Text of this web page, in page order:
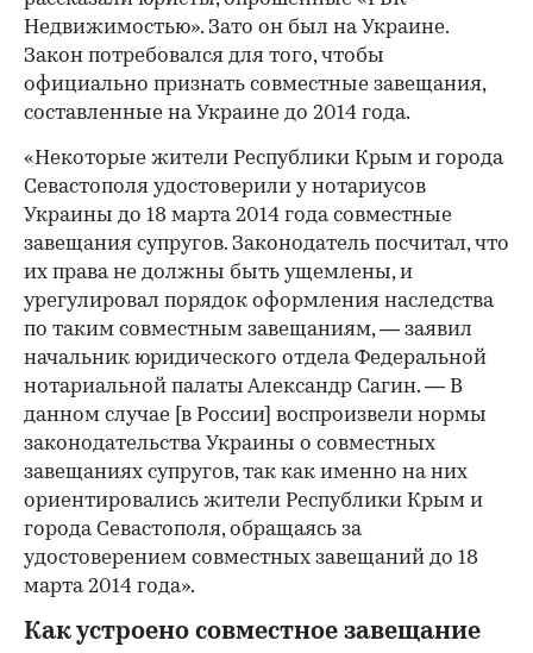
Недвижимостью». Зато он был на Украине.
Закон потребовался для того, чтобы
официально признать совместные завещания,
составленные на Украине до 2014 года.
«Некоторые жители Республики Крым и города
Севастополя удостоверили у нотариусов
Украины до 18 марта 2014 года совместные
завещания супругов. Законодатель посчитал, что
их права не должны быть ущемлены, и
урегулировал порядок оформления наследства
по таким совместным завещаниям, — заявил
начальник юридического отдела Федеральной
нотариальной палаты Александр Сагин. — В
данном случае [в России] воспроизвели нормы
законодательства Украины о совместных
завещаниях супругов, так как именно на них
ориентировались жители Республики Крым и
города Севастополя, обращаясь за
удостоверением совместных завещаний до 18
марта 2014 года».
Как устроено совместное завещание